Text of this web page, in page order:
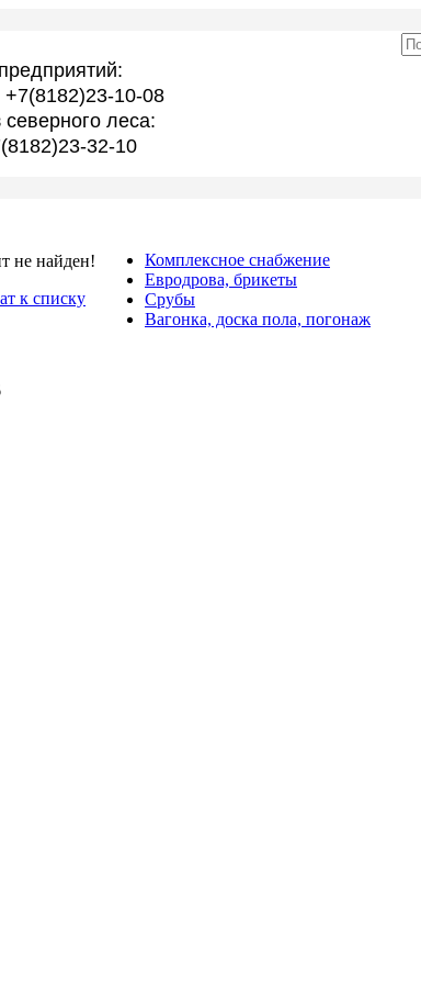
10-08
леса:
32-10
не найден!
к списку
Комплексное снабжение
Евродрова, брикеты
Срубы
Вагонка, доска пола, погонаж